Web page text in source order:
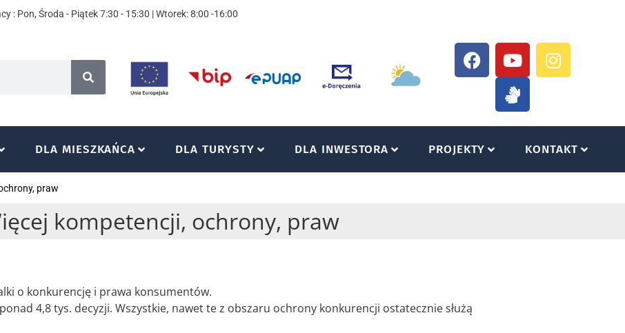
: Pon, Środa - Piątek 7:30 - 15:30 | Wtorek: 8:00 -16:00
DLA MIESZKAŃCA DLA TURYSTY DLA INWESTORA PROJEKTY KONTAKT
praw
kompetencji, ochrony, praw
o konkurencję i prawa konsumentów.
4,8 tys. decyzji. Wszystkie, nawet te z obszaru ochrony konkurencji ostatecznie służą